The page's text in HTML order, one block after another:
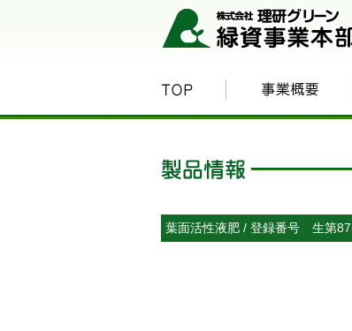
葉面活性液肥 / 登録番号 生第